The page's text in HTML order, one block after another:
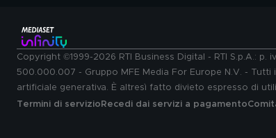
Copyright ©1999-2026 RTI Business Digital - RTI S.p.A.:
500.000.007 - Gruppo MFE Media For Europe N.V. -
artificiale generativa. È altresì fatto divieto espresso di
Termini di servizio Recedi dai servizi a pagamento